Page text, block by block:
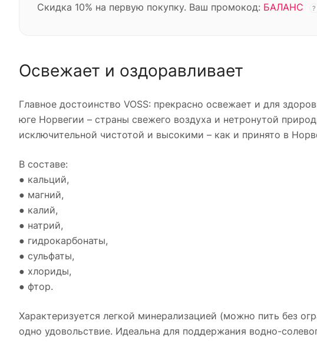
Скидка 10% на первую покупку. Ваш промокод: БАЛАНС ?
Освежает и оздоравливает
Главное достоинство VOSS: прекрасно освежает и для
юге Норвегии – страны свежего воздуха и нетронутой
исключительной чистотой и высокими – как и принято в
В составе:
● кальций,
● магний,
● калий,
● натрий,
● гидрокарбонаты,
● сульфаты,
● хлориды,
● фтор.
Характеризуется легкой минерализацией (можно пить без
одно удовольствие. Идеальна для поддержания водно-